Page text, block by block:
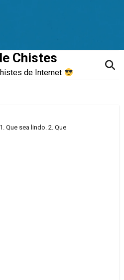
Chistes
de Internet
Que sea lindo. 2. Que